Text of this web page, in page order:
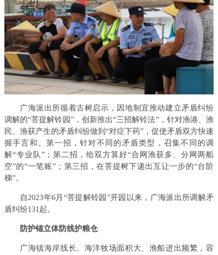
广海派出所循着古树启示，因地制宜推动建立矛盾纠纷
调解的“菩提解铃园”，创新推出“三招解铃法”，针对渔港、渔
民、渔获产生的矛盾纠纷做到“对症下药”，促使矛盾双方快速
握手言和。第一招，针对不同的矛盾类型，召集不同的调
解“专业队”；第二招，给双方算好“合网渔获多、分网两船
空”的“一笔账”；第三招，在菩提树下递出互让一步的“台阶
梯”。
自2023年6月“菩提解铃园”开园以来，广海派出所调解矛
盾纠纷131起。
防护锚立体防线护粮仓
广海镇海岸线长、海洋牧场面积大、渔船进出频繁，容